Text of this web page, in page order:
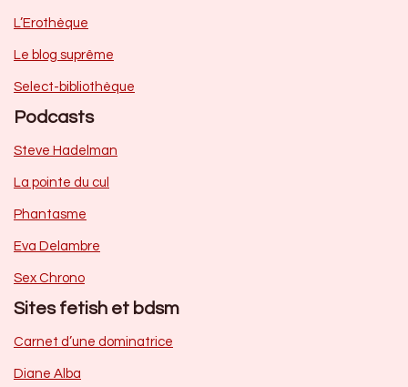
L’Erothèque
Le blog suprême
Select-bibliothèque
Podcasts
Steve Hadelman
La pointe du cul
Phantasme
Eva Delambre
Sex Chrono
Sites fetish et bdsm
Carnet d’une dominatrice
Diane Alba